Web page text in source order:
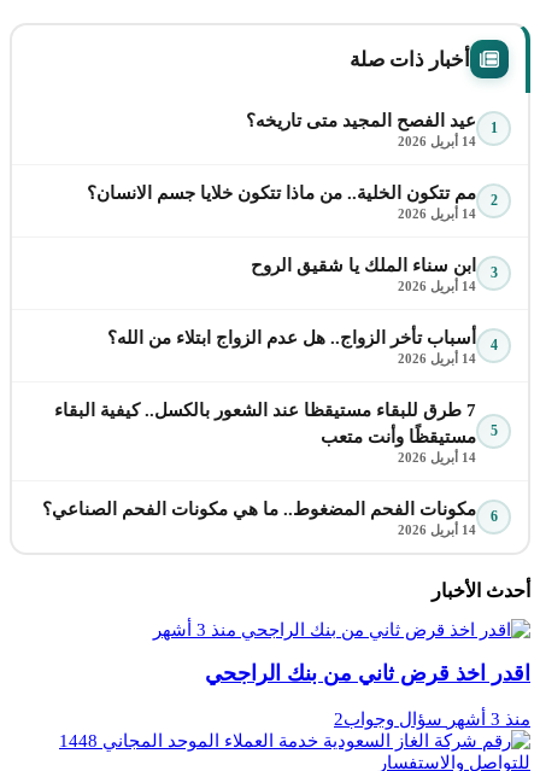
أخبار ذات صلة
1 عيد الفصح المجيد متى تاريخه؟
14 أبريل 2026
2 مم تتكون الخلية.. من ماذا تتكون خلايا جسم الانسان؟
14 أبريل 2026
3 ابن سناء الملك يا شقيق الروح
14 أبريل 2026
4 أسباب تأخر الزواج.. هل عدم الزواج ابتلاء من الله؟
14 أبريل 2026
5
7 طرق للبقاء مستيقظا عند الشعور بالكسل.. كيفية البقاء
مستيقظًا وأنت متعب
14 أبريل 2026
6 مكونات الفحم المضغوط.. ما هي مكونات الفحم الصناعي؟
14 أبريل 2026
أحدث الأخبار
منذ 3 أشهر
اقدر اخذ قرض ثاني من بنك الراجحي
منذ 3 أشهر سؤال وجواب2